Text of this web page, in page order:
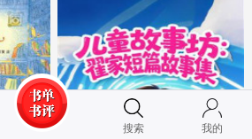
搜索 我的